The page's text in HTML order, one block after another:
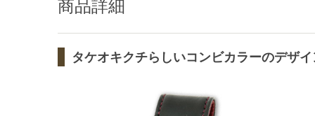
商品詳細
タケオキクチらしいコンビカラーのデザイ